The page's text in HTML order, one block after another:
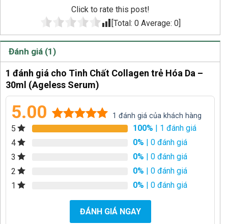
Click to rate this post!
[Total: 0Average: 0]
Đánh giá (1)
1 đánh giá cho Tinh Chất Collagen trẻ Hóa Da –
30ml (Ageless Serum)
5.00 1 đánh giá của khách hàng
5 100% | 1 đánh giá
4
0% | 0 đánh giá
3
0% | 0 đánh giá
2
0% | 0 đánh giá
1
0% | 0 đánh giá
ĐÁNH GIÁ NGAY